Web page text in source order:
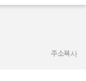
주소복사